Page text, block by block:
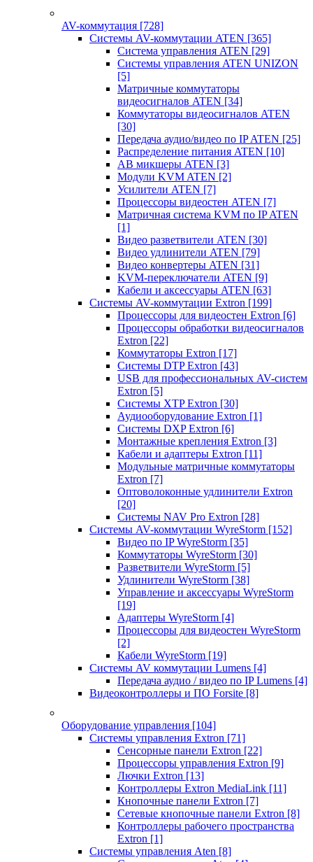
AV-коммутация [728]
Системы AV-коммутации ATEN [365]
Система управления ATEN [29]
Системы управления ATEN UNIZON
[5]
Матричные коммутаторы
видеосигналов ATEN [34]
Коммутаторы видеосигналов ATEN
[30]
Передача аудио/видео по IP ATEN [25]
Распределение питания ATEN [10]
АВ микшеры ATEN [3]
Модули KVM ATEN [2]
Усилители ATEN [7]
Процессоры видеостен ATEN [7]
Матричная система KVM по IP ATEN
[1]
Видео разветвители ATEN [30]
Видео удлинители ATEN [79]
Видео конвертеры ATEN [31]
KVM-переключатели ATEN [9]
Кабели и аксессуары ATEN [63]
Системы AV-коммутации Extron [199]
Процессоры для видеостен Extron [6]
Процессоры обработки видеосигналов
Extron [22]
Коммутаторы Extron [17]
Системы DTP Extron [43]
USB для профессиональных AV-систем
Extron [5]
Системы XTP Extron [30]
Аудиооборудование Extron [1]
Системы DXP Extron [6]
Монтажные крепления Extron [3]
Кабели и адаптеры Extron [11]
Модульные матричные коммутаторы
Extron [7]
Оптоволоконные удлинители Extron
[20]
Системы NAV Pro Extron [28]
Системы AV-коммутации WyreStorm [152]
Видео по IP WyreStorm [35]
Коммутаторы WyreStorm [30]
Разветвители WyreStorm [5]
Удлинители WyreStorm [38]
Управление и аксессуары WyreStorm
[19]
Адаптеры WyreStorm [4]
Процессоры для видеостен WyreStorm
[2]
Кабели WyreStorm [19]
Системы AV коммутации Lumens [4]
Передача аудио / видео по IP Lumens [4]
Видеоконтроллеры и ПО Forsite [8]
Оборудование управления [104]
Системы управления Extron [71]
Сенсорные панели Extron [22]
Процессоры управления Extron [9]
Лючки Extron [13]
Контроллеры Extron MediaLink [11]
Кнопочные панели Extron [7]
Сетевые кнопочные панели Extron [8]
Контроллеры рабочего пространства
Extron [1]
Системы управления Aten [8]